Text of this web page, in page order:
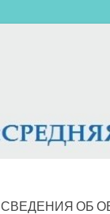
4
СВЕДЕНИЯ ОБ